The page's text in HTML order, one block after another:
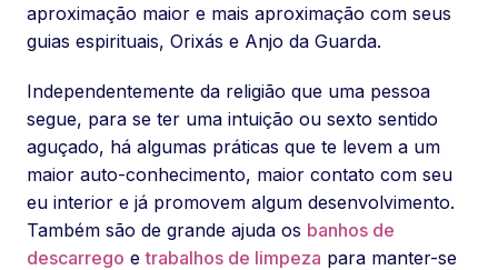
aproximação maior e mais aproximação com seus
guias espirituais, Orixás e Anjo da Guarda.
Independentemente da religião que uma pessoa
segue, para se ter uma intuição ou sexto sentido
aguçado, há algumas práticas que te levem a um
maior auto-conhecimento, maior contato com seu
eu interior e já promovem algum desenvolvimento.
Também são de grande ajuda os banhos de
descarrego etrabalhos de limpeza para manter-se